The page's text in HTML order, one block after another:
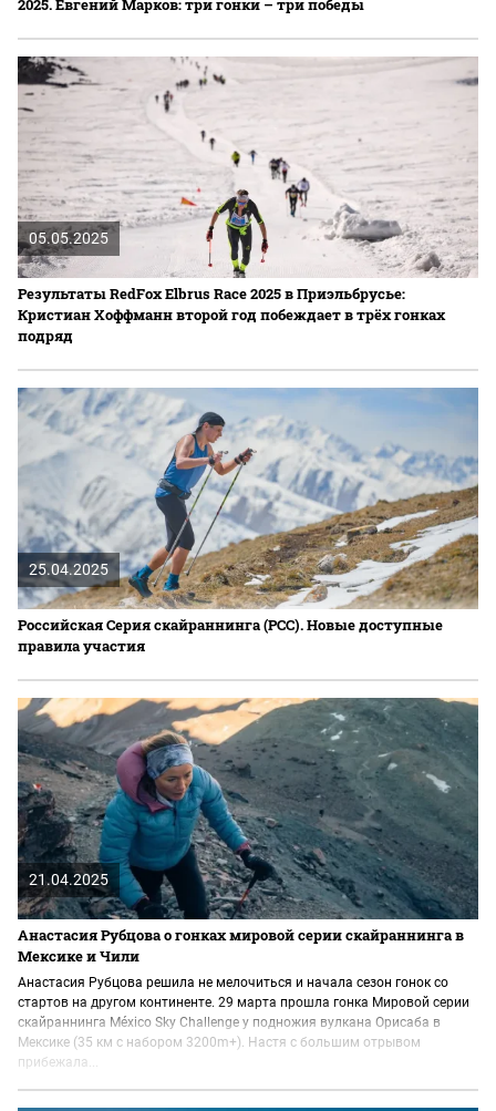
2025. Евгений Марков: три гонки – три победы
05.05.2025
Результаты RedFox Elbrus Race 2025 в Приэльбрусье:
Кристиан Хоффманн второй год побеждает в трёх гонках
подряд
25.04.2025
Российская Серия скайраннинга (РCC). Новые доступные
правила участия
21.04.2025
Анастасия Рубцова о гонках мировой серии скайраннинга в
Мексике и Чили
Анастасия Рубцова решила не мелочиться и начала сезон гонок со
стартов на другом континенте. 29 марта прошла гонка Мировой серии
скайраннинга México Sky Challenge у подножия вулкана Орисаба в
Мексике (35 км с набором 3200m+). Настя с большим отрывом
прибежала...